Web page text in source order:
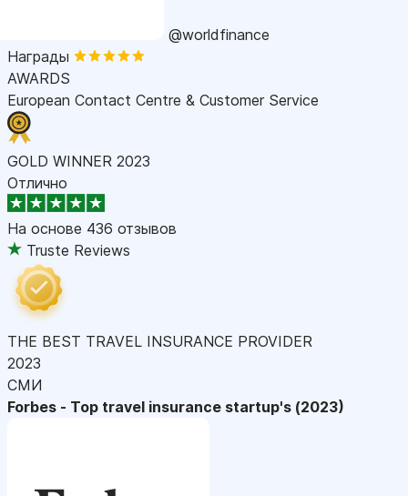
@worldfinance
Награды
AWARDS
European Contact Centre & Customer Service
GOLD WINNER 2023
Отлично
На основе 436 отзывов
Truste Reviews
THE BEST TRAVEL INSURANCE PROVIDER
2023
СМИ
Forbes - Top travel insurance startup's (2023)